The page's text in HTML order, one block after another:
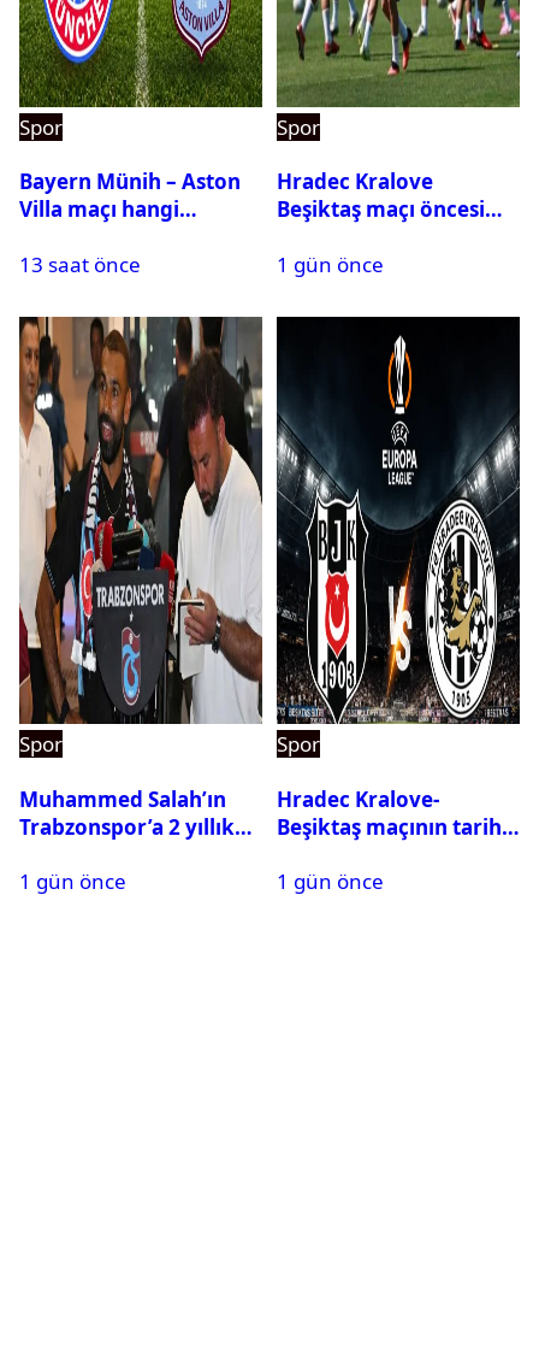
Spor
Bayern Münih – Aston
Villa maçı hangi
saat kaçta oynanacak?
13 saat önce
Spor
Hradec Kralove
Beşiktaş maçı öncesi
Siyah-Beyazlıların 11’i
1 gün önce
Spor
Muhammed Salah’ın
Trabzonspor’a 2 yıllık
1 gün önce
Spor
Hradec Kralove-
Beşiktaş maçının tarihi
1 gün önce